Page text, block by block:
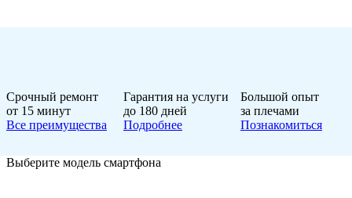
Срочный ремонт
от 15 минут
Все преимущества
Гарантия на услуги
до 180 дней
Подробнее
Большой опыт
за плечами
Познакомиться
Выберите модель смартфона